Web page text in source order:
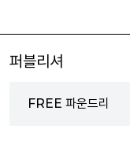
퍼블리셔
FREE 파운드리